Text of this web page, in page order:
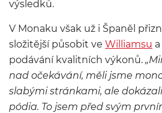
výsledků.
V Monaku však už i Španěl
složitější působit ve Williamsu
podávání kvalitních výkonů.
nad očekávání, měli jsme
slabými stránkami, ale
pódia. To jsem před svým